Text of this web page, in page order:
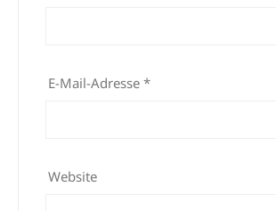
E-Mail-Adresse *
Website